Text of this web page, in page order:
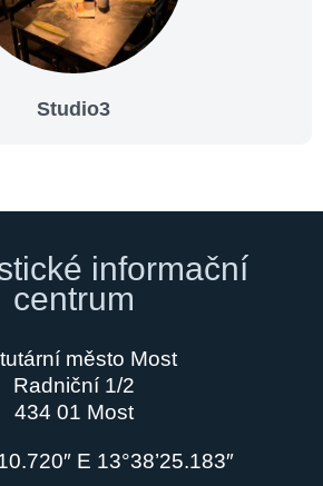
Studio3
informační
centrum
město Most
Radniční 1/2
434 01 Most
E 13°38’25.183″